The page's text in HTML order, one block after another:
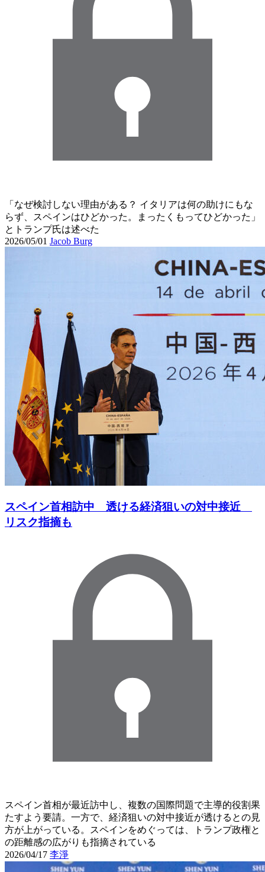
「なぜ検討しない理由がある？ イタリアは何の助けにもな
らず、スペインはひどかった。まったくもってひどかった」
とトランプ氏は述べた
2026/05/01 Jacob Burg
スペイン首相訪中 透ける経済狙いの対中接近
リスク指摘も
スペイン首相が最近訪中し、複数の国際問題で主導的役割果
たすよう要請。一方で、経済狙いの対中接近が透けるとの見
方が上がっている。スペインをめぐっては、トランプ政権と
の距離感の広がりも指摘されている
2026/04/17 李淨